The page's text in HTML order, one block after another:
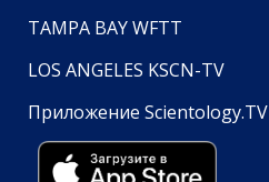
TAMPA BAY WFTT
LOS ANGELES KSCN-TV
Приложение Scientology.TV